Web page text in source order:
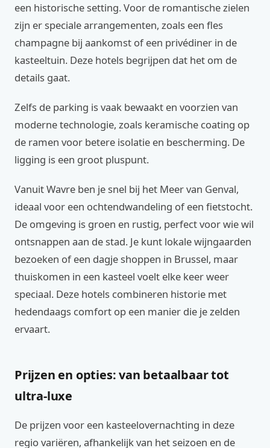
een historische setting. Voor de romantische zielen
zijn er speciale arrangementen, zoals een fles
champagne bij aankomst of een privédiner in de
kasteeltuin. Deze hotels begrijpen dat het om de
details gaat.
Zelfs de parking is vaak bewaakt en voorzien van
moderne technologie, zoals keramische coating op
de ramen voor betere isolatie en bescherming. De
ligging is een groot pluspunt.
Vanuit Wavre ben je snel bij het Meer van Genval,
ideaal voor een ochtendwandeling of een fietstocht.
De omgeving is groen en rustig, perfect voor wie wil
ontsnappen aan de stad. Je kunt lokale wijngaarden
bezoeken of een dagje shoppen in Brussel, maar
thuiskomen in een kasteel voelt elke keer weer
speciaal. Deze hotels combineren historie met
hedendaags comfort op een manier die je zelden
ervaart.
Prijzen en opties: van betaalbaar tot
ultra-luxe
De prijzen voor een kasteelovernachting in deze
regio variëren, afhankelijk van het seizoen en de